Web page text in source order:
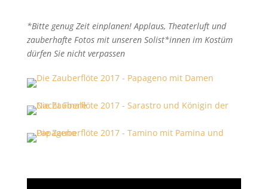
*Bitte genug Zeit einplanen! Applaus, Theaterluft und
zauberhafte Fotos mit unseren Solist*innen im Kostüm
dürfen Sie nicht verpassen